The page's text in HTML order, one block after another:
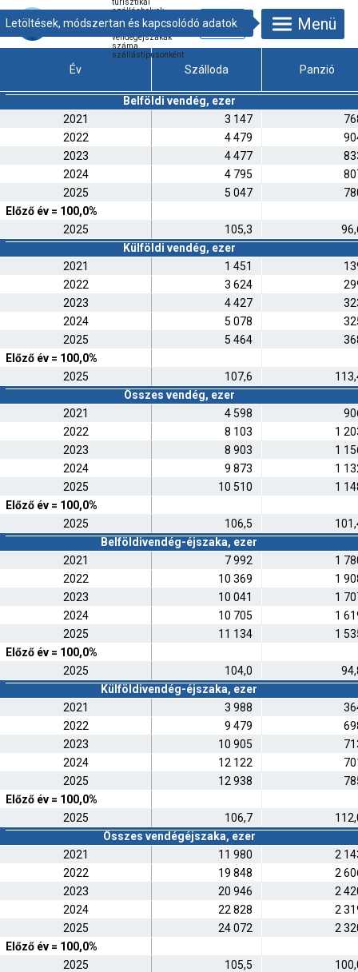
turisztikai
szálláshelyek
vendégforgalma és
az eltöltött
vendégéjszakák
száma
szállástípusonként
Menü
Év Szálloda Panzió
Belföldi vendég, ezer
2021
3 147
2022
4 479
2023
4 477
2024
4 795
2025
5 047
Előző év = 100,0%
2025
105,3
Külföldi vendég, ezer
2021
1 451
2022
3 624
2023
4 427
2024
5 078
2025
5 464
Előző év = 100,0%
2025
107,6
Összes vendég, ezer
2021
4 598
2022
8 103
1
2023
8 903
1
2024
9 873
1
2025
10 510
1
Előző év = 100,0%
2025
106,5
Belföldivendég-éjszaka, ezer
2021
7 992
1
2022
10 369
1
2023
10 041
1
2024
10 705
1
2025
11 134
1
Előző év = 100,0%
2025
104,0
Külföldivendég-éjszaka, ezer
2021
3 988
2022
9 479
2023
10 905
2024
12 122
2025
12 938
Előző év = 100,0%
2025
106,7
Összes vendégéjszaka, ezer
2021
11 980
2
2022
19 848
2
2023
20 946
2
2024
22 828
2
2025
24 072
2
Előző év = 100,0%
2025
105,5